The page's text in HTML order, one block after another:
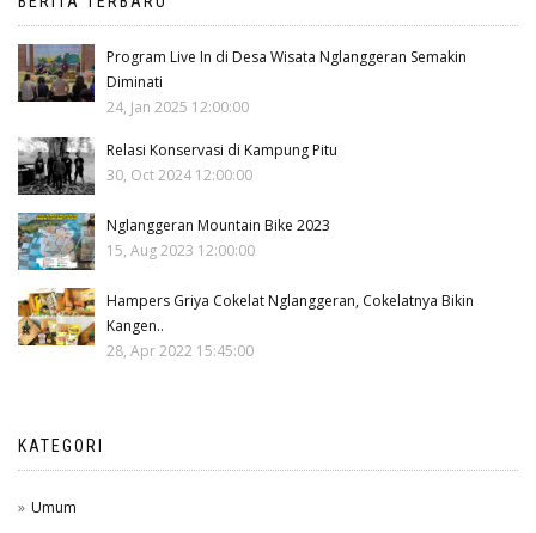
Program Live In di Desa Wisata Nglanggeran Semakin
Diminati
24, Jan 2025 12:00:00
Relasi Konservasi di Kampung Pitu
30, Oct 2024 12:00:00
Nglanggeran Mountain Bike 2023
15, Aug 2023 12:00:00
Hampers Griya Cokelat Nglanggeran, Cokelatnya Bikin
Kangen..
28, Apr 2022 15:45:00
KATEGORI
Umum